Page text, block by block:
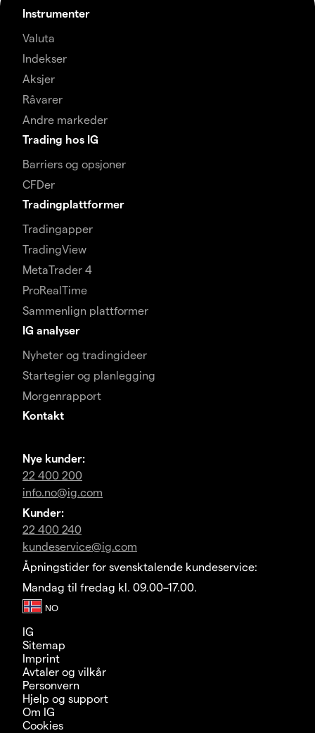
Instrumenter
Valuta
Indekser
Aksjer
Råvarer
Andre markeder
Trading hos IG
Barriers og opsjoner
CFDer
Tradingplattformer
Tradingapper
TradingView
MetaTrader 4
ProRealTime
Sammenlign plattformer
IG analyser
Nyheter og tradingideer
Startegier og planlegging
Morgenrapport
Kontakt
Nye kunder:
22 400 200
info.no@ig.com
Kunder:
22 400 240
kundeservice@ig.com
Åpningstider for svensktalende kundeservice:
Mandag til fredag kl. 09.00–17.00.
IG
Sitemap
Imprint
Avtaler og vilkår
Personvern
Hjelp og support
Om IG
Cookies